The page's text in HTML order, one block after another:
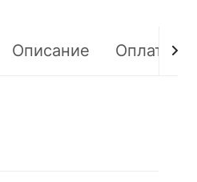
Описание Оплата